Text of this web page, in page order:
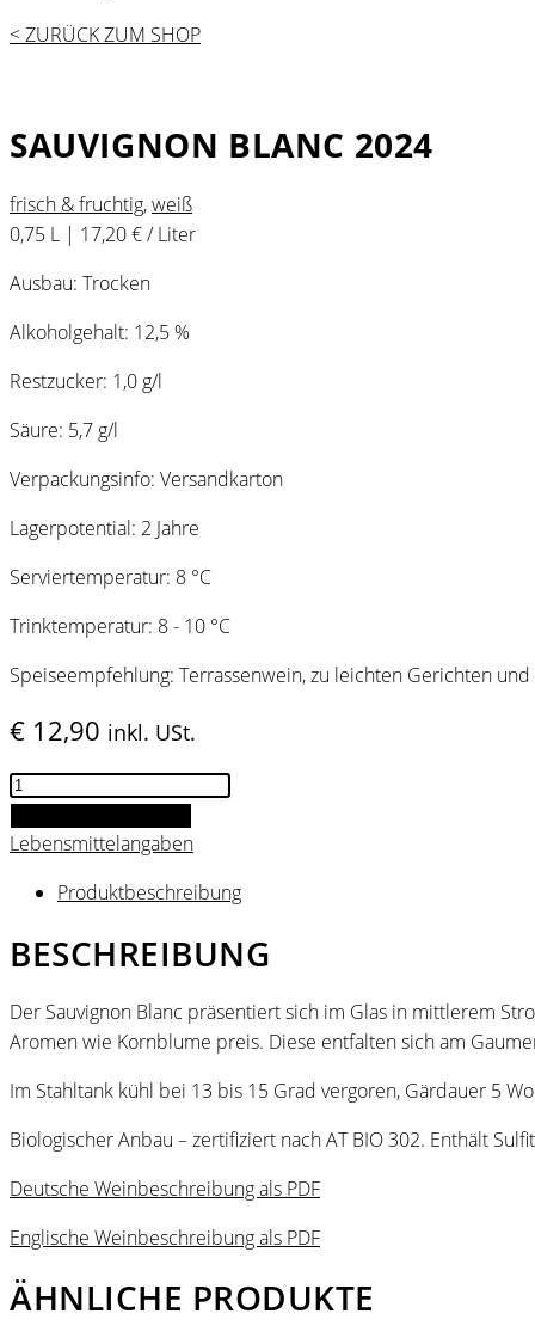
< ZURÜCK ZUM SHOP
SAUVIGNON BLANC 2024
frisch & fruchtig,weiß
0,75 L | 17,20 € / Liter
Ausbau: Trocken
Alkoholgehalt: 12,5 %
Restzucker: 1,0 g/l
Säure: 5,7 g/l
Verpackungsinfo: Versandkarton
Lagerpotential: 2 Jahre
Serviertemperatur: 8 °C
Trinktemperatur: 8 - 10 °C
Speiseempfehlung: Terrassenwein, zu leichten Gerichten und
€ 12,90 inkl. USt.
Sauvignon
Blanc
2024
Lebensmittelangaben
Produktbeschreibung
BESCHREIBUNG
Der Sauvignon Blanc präsentiert sich im Glas in mittlerem
Aromen wie Kornblume preis. Diese entfalten sich am
Im Stahltank kühl bei 13 bis 15 Grad vergoren, Gärdauer 5
Biologischer Anbau – zertifiziert nach AT BIO 302. Enthält
Deutsche Weinbeschreibung als PDF
Englische Weinbeschreibung als PDF
ÄHNLICHE PRODUKTE